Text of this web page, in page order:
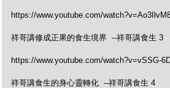
https://www.youtube.com/
祥哥講修成正果的食生境界 --祥哥講食生 3
https://www.youtube.com/watch?v=vSSG-
祥哥講食生的身心靈轉化 --祥哥講食生 4